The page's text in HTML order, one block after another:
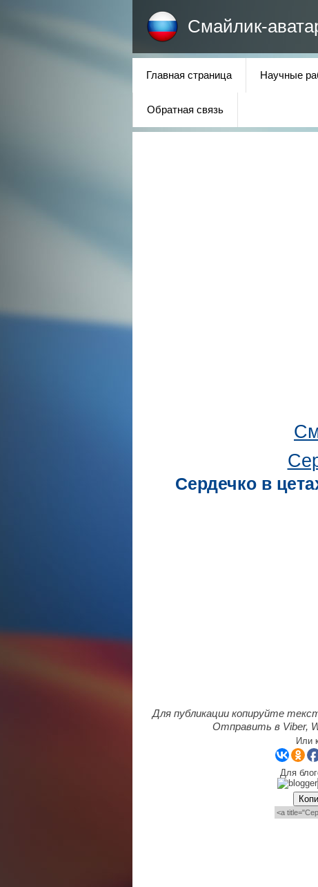
Смайлик-
Главная страница Научные
Обратная связь
Сердечко в
Для публикации копируйте
Отправить в Viber,
Или
Для